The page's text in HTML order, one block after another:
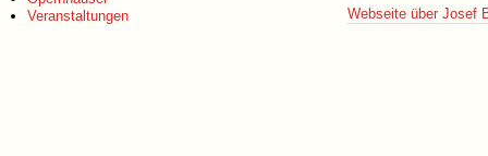
Veranstaltungen
Webseite über Josef